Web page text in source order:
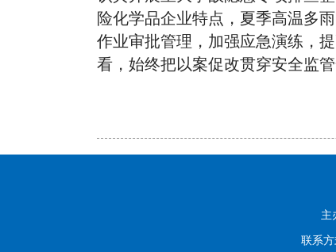
险化学品企业特点，夏季高温多
作业审批管理，加强应急演练，
看，始终把以案促改贯穿安全监管
联系